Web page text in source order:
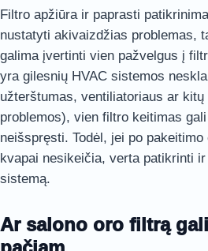
Filtro apžiūra ir paprasti
nustatyti akivaizdžias problemas,
galima įvertinti vien pažvelgus į
yra gilesnių HVAC sistemos
užterštumas, ventiliatoriaus ar kitų
problemos), vien filtro keitimas
neišspręsti. Todėl, jei po
kvapai nesikeičia, verta patikrinti
sistemą.
Ar salono oro filtrą